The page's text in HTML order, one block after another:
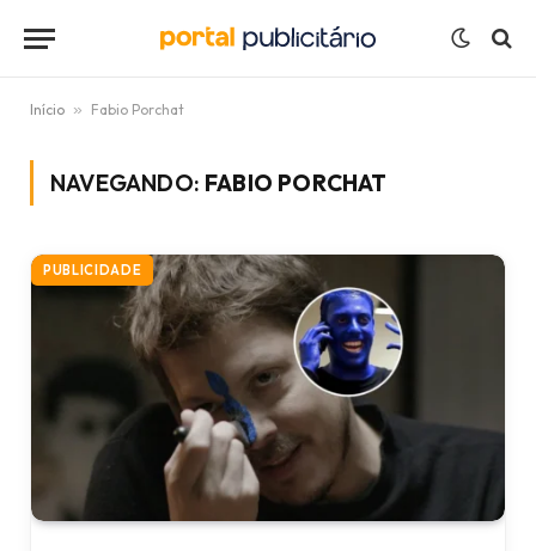
Início » Fabio Porchat
NAVEGANDO: FABIO PORCHAT
PUBLICIDADE